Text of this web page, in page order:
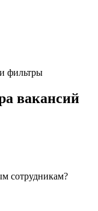
фильтры
вакансий
сотрудникам?